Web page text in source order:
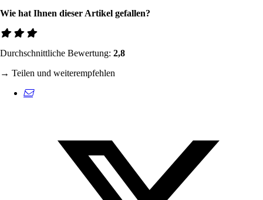
Wie hat Ihnen dieser Artikel gefallen?
Durchschnittliche Bewertung: 2,8
→ Teilen und weiterempfehlen